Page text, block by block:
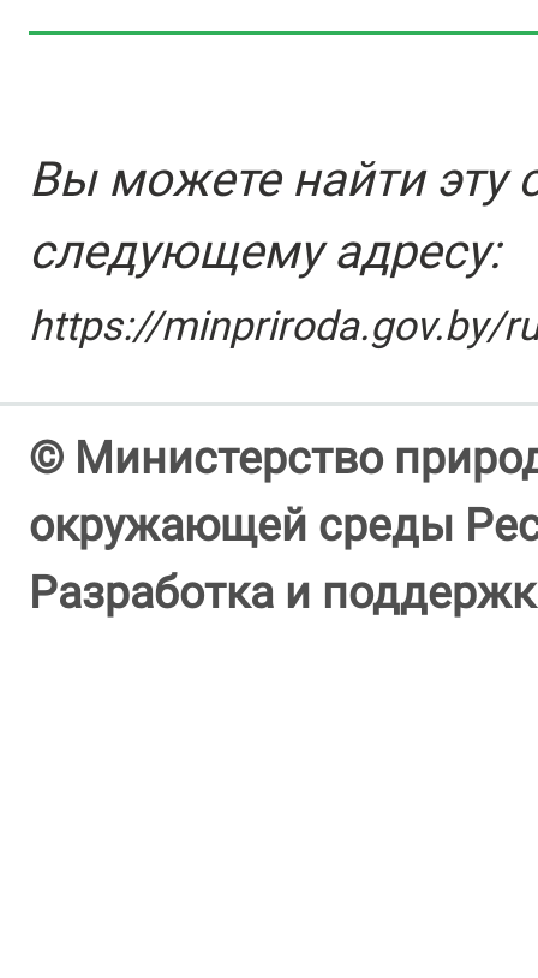
Вы можете найти эту
следующему адресу:
https://minpriroda.gov.by/
© Министерство
окружающей среды
Разработка и